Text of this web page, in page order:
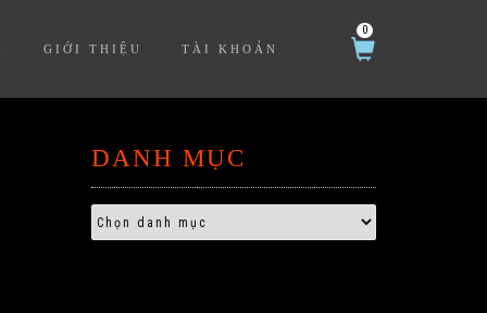
GIỚI THIỆU TÀI KHOẢN
0
DANH MỤC